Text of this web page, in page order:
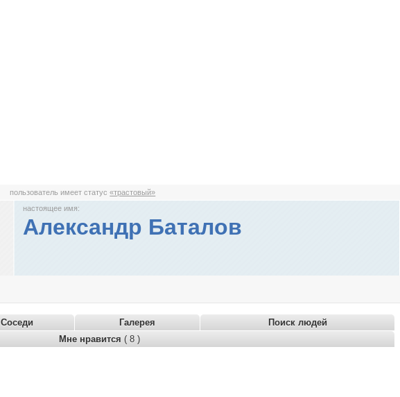
пользователь имеет статус«трастовый»
настоящее имя:
Александр Баталов
Соседи Галерея
Поиск людей
Мне нравится ( 8 )